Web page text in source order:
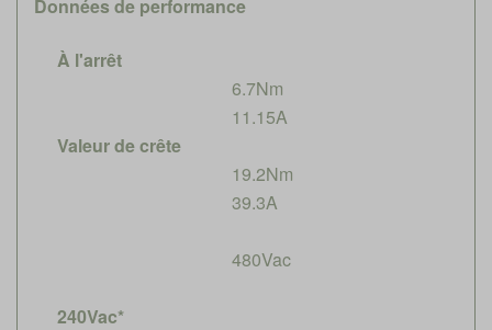
Données de performance
À l'arrêt
6.7Nm
11.15A
Valeur de crête
19.2Nm
39.3A
480Vac
240Vac*